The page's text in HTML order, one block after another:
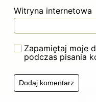
Witryna internetowa
Zapamiętaj moje
podczas pisania